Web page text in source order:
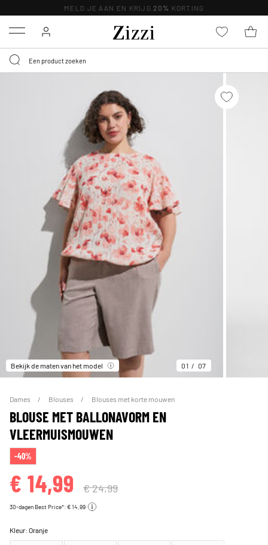
MELD JE AAN EN KRIJG 20% KORTING
Menu
Bekijk de maten van het model 01 07
Dames Blouses Blouses met korte mouwen
BLOUSE MET BALLONAVORM EN
VLEERMUISMOUWEN
-40%
€ 14,99 € 24,99
30-dagen Best Price*: € 14,99
Kleur:Oranje